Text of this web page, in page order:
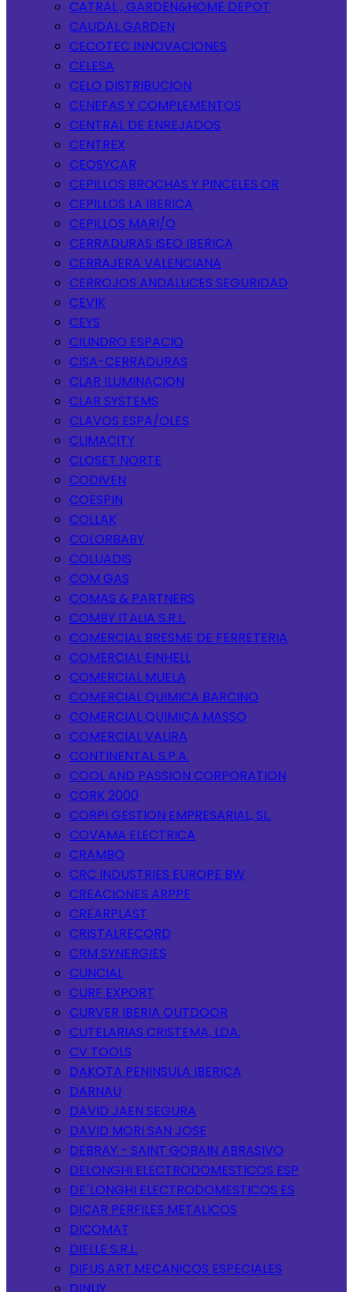
CATRAL , GARDEN&HOME DEPOT
CAUDAL GARDEN
CECOTEC INNOVACIONES
CELESA
CELO DISTRIBUCION
CENEFAS Y COMPLEMENTOS
CENTRAL DE ENREJADOS
CENTREX
CEOSYCAR
CEPILLOS BROCHAS Y PINCELES OR
CEPILLOS LA IBERICA
CEPILLOS MARI/O
CERRADURAS ISEO IBERICA
CERRAJERA VALENCIANA
CERROJOS ANDALUCES SEGURIDAD
CEVIK
CEYS
CILINDRO ESPACIO
CISA-CERRADURAS
CLAR ILUMINACION
CLAR SYSTEMS
CLAVOS ESPA/OLES
CLIMACITY
CLOSET NORTE
CODIVEN
COESPIN
COLLAK
COLORBABY
COLUADIS
COM GAS
COMAS & PARTNERS
COMBY ITALIA S.R.L.
COMERCIAL BRESME DE FERRETERIA
COMERCIAL EINHELL
COMERCIAL MUELA
COMERCIAL QUIMICA BARCINO
COMERCIAL QUIMICA MASSO
COMERCIAL VALIRA
CONTINENTAL S.P.A.
COOL AND PASSION CORPORATION
CORK 2000
CORPI GESTION EMPRESARIAL, SL.
COVAMA ELECTRICA
CRAMBO
CRC INDUSTRIES EUROPE BW
CREACIONES ARPPE
CREARPLAST
CRISTALRECORD
CRM SYNERGIES
CUNCIAL
CURF EXPORT
CURVER IBERIA OUTDOOR
CUTELARIAS CRISTEMA, LDA.
CV TOOLS
DAKOTA PENINSULA IBERICA
DARNAU
DAVID JAEN SEGURA
DAVID MORI SAN JOSE
DEBRAY - SAINT GOBAIN ABRASIVO
DELONGHI ELECTRODOMESTICOS ESP
DE´LONGHI ELECTRODOMESTICOS ES
DICAR PERFILES METALICOS
DICOMAT
DIELLE S.R.L.
DIFUS.ART.MECANICOS ESPECIALES